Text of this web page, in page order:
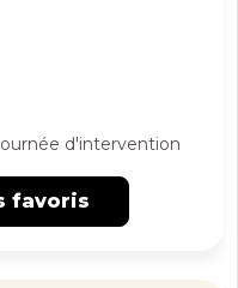
d'intervention
favoris